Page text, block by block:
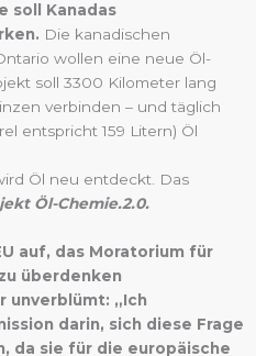
soll Kanadas
Die kanadischen
wollen eine neue Öl-
soll 3300 Kilometer lang
verbinden – und täglich
entspricht 159 Litern) Öl
Öl neu entdeckt. Das
Öl-Chemie.2.0.
auf, das Moratorium für
überdenken
unverblümt: „Ich
darin, sich diese Frage
da sie für die europäische